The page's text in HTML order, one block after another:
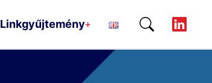
Linkgyűjtemény+